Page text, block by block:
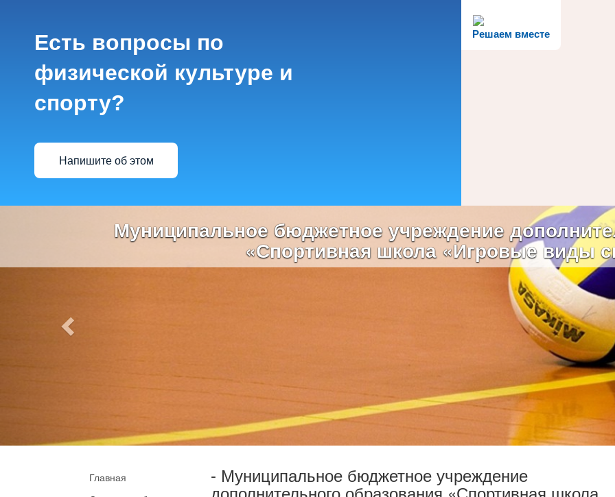
Решаем вместе
Есть вопросы по
физической культуре и
спорту?
Напишите об этом
Муниципальное бюджетное учреждение
«Спортивная школа «Игровые виды
Главная
- Муниципальное бюджетное учреждение
дополнительного образования «Спортивная школа